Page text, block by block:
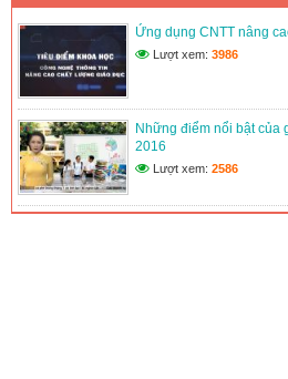
Ứng dụng CNTT nâng
Lượt xem: 3986
Những điểm nổi bật của
2016
Lượt xem: 2586